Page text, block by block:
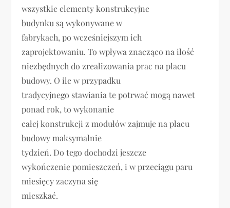
wszystkie elementy konstrukcyjne
budynku są wykonywane w
fabrykach, po wcześniejszym ich
zaprojektowaniu. To wpływa znacząco na ilość
niezbędnych do zrealizowania prac na placu
budowy. O ile w przypadku
tradycyjnego stawiania te potrwać mogą nawet
ponad rok, to wykonanie
całej konstrukcji z modułów zajmuje na placu
budowy maksymalnie
tydzień. Do tego dochodzi jeszcze
wykończenie pomieszczeń, i w przeciągu paru
miesięcy zaczyna się
mieszkać.